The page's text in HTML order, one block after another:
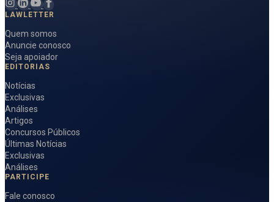
LAWLETTER
Quem somos
Anuncie conosco
Seja apoiador
EDITORIAS
Notícias
Exclusivas
Análises
Artigos
Concursos Públicos
Últimas Notícias
Exclusivas
Análises
PARTICIPE
Fale conosco